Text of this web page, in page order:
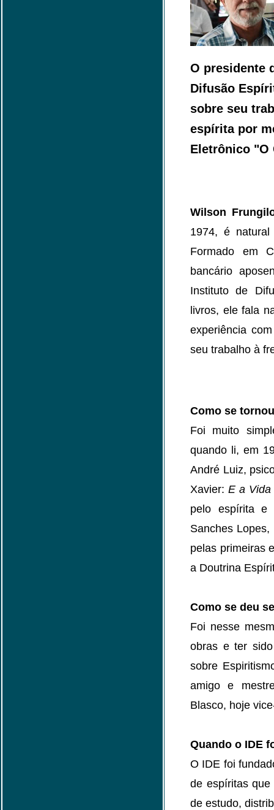
O presidente
Difusão
sobre seu
espírita por
Eletrônico "O
Wilson
1974, é
Formado em
bancário
Instituto de
livros, ele fala
experiência
seu trabalho à
Como se
Foi muito
quando li, em
André Luiz,
Xavier:E a Vida
pelo espírita e
Sanches
pelas primeiras
a Doutrina
Como se deu
Foi nesse
obras e ter
sobre
amigo e
Blasco, hoje
Quando o IDE
O IDE foi
de espíritas que
de estudo,